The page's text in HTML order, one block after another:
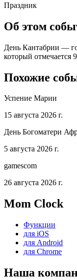
Праздник
Об этом
День Кантабрии —
который отмечается
Похожие
Успение Марии
15 августа 2026 г.
День Богоматери
5 августа 2026 г.
gamescom
26 августа 2026 г.
Mom Clock
Функции
для iOS
для Android
для Chrome
Наша